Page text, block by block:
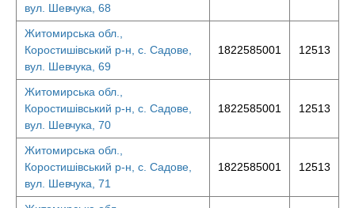
вул. Шевчука, 68
Житомирська обл.,
Коростишівський р-н, с. Садове,
вул. Шевчука, 69
1822585001 12513
Житомирська обл.,
Коростишівський р-н, с. Садове,
вул. Шевчука, 70
1822585001 12513
Житомирська обл.,
Коростишівський р-н, с. Садове,
вул. Шевчука, 71
1822585001 12513